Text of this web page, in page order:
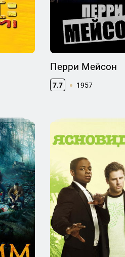
Перри Мейсон
7.7 1957